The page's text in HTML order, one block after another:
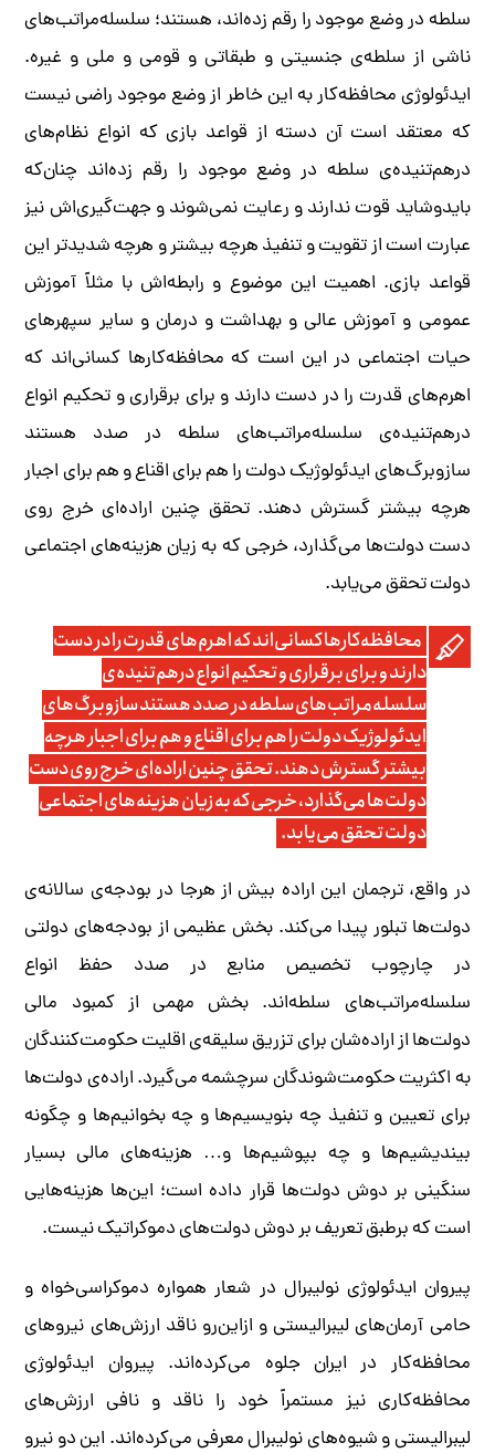
سلطه در وضع موجود را رقم زده‌اند، هستند؛ سلسله‌مراتب‌های
ناشی از سلطه‌ی جنسیتی و طبقاتی و قومی و ملی و غیره.
ایدئولوژی محافظه‌کار به این خاطر از وضع موجود راضی نیست
که معتقد است آن دسته از قواعد بازی که انواع نظام‌های
درهم‌تنیده‌ی سلطه در وضع موجود را رقم زده‌اند چنان‌که
بایدوشاید قوت ندارند و رعایت نمی‌شوند و جهت‌گیری‌اش نیز
عبارت است از تقویت و تنفیذ هرچه بیشتر و هرچه شدیدتر این
قواعد بازی. اهمیت این موضوع و رابطه‌اش با مثلاً آموزش
عمومی و آموزش عالی و بهداشت و درمان و سایر سپهرهای
حیات اجتماعی در این است که محافظه‌کارها کسانی‌اند که
اهرم‌های قدرت را در دست دارند و برای برقراری و تحکیم انواع
درهم‌تنیده‌ی سلسله‌مراتب‌های سلطه در صدد هستند
سازوبرگ‌های ایدئولوژیک دولت را هم برای اقناع و هم برای اجبار
هرچه بیشتر گسترش دهند. تحقق چنین اراده‌ای خرج روی
دست دولت‌ها می‌گذارد، خرجی که به زیان هزینه‌های اجتماعی
دولت تحقق می‌یابد.
محافظه‌کارها کسانی‌اند که اهرم‌های قدرت را در دست
دارند و برای برقراری و تحکیم انواع درهم‌تنیده‌ی
سلسله‌مراتب‌های سلطه در صدد هستند سازوبرگ‌های
ایدئولوژیک دولت را هم برای اقناع و هم برای اجبار هرچه
بیشتر گسترش دهند. تحقق چنین اراده‌ای خرج روی دست
دولت‌ها می‌گذارد، خرجی که به زیان هزینه‌های اجتماعی
دولت تحقق می‌یابد.
در واقع، ترجمان این اراده بیش از هرجا در بودجه‌ی سالانه‌ی
دولت‌ها تبلور پیدا می‌کند. بخش عظیمی از بودجه‌های دولتی
در چارچوب تخصیص منابع در صدد حفظ انواع
سلسله‌مراتب‌های سلطه‌اند. بخش مهمی از کمبود مالی
دولت‌ها از اراده‌شان برای تزریق سلیقه‌ی اقلیت حکومت‌کنندگان
به اکثریت حکومت‌شوندگان سرچشمه می‌گیرد. اراده‌ی دولت‌ها
برای تعیین و تنفیذ چه بنویسیم‌ها و چه بخوانیم‌ها و چگونه
بیندیشیم‌ها و چه بپوشیم‌ها و… هزینه‌های مالی بسیار
سنگینی بر دوش دولت‌ها قرار داده است؛ این‌ها هزینه‌هایی
است که برطبق تعریف بر دوش دولت‌های دموکراتیک نیست.
پیروان ایدئولوژی نولیبرال در شعار همواره دموکراسی‌خواه و
حامی آرمان‌های لیبرالیستی و ازاین‌رو ناقد ارزش‌های نیروهای
محافظه‌کار در ایران جلوه می‌کرده‌اند. پیروان ایدئولوژی
محافظه‌کاری نیز مستمراً خود را ناقد و نافی ارزش‌های
لیبرالیستی و شیوه‌های نولیبرال معرفی می‌کرده‌اند. این دو نیرو